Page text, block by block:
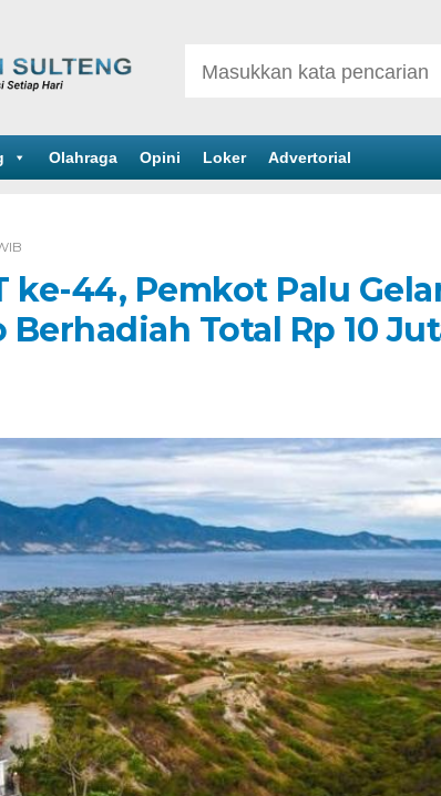
Olahraga Opini Loker Advertorial
ke-44, Pemkot Palu
Berhadiah Total Rp 10